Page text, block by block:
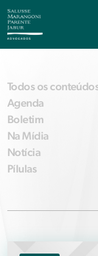
Todos os
Agenda
Boletim
Na Mídia
Notícia
Pílulas